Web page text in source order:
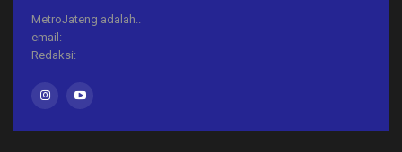
MetroJateng adalah..
email:
Redaksi: